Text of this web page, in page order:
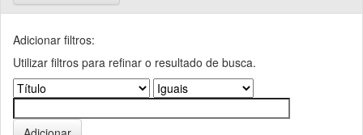
Adicionar filtros:
Utilizar filtros para refinar o resultado de busca.